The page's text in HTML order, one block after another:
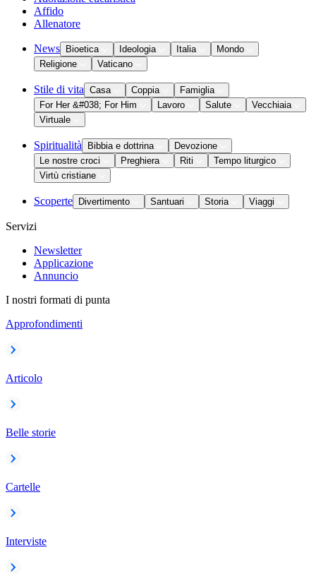
Affido
Allenatore
News Bioetica Ideologia Italia
Mondo
Religione
Vaticano
Stile di vita Casa Coppia
Famiglia
For Her &#038; For Him
Lavoro Salute
Vecchiaia
Virtuale
Spiritualità Bibbia e dottrina
Devozione
Le nostre croci
Preghiera Riti
Tempo liturgico
Virtù cristiane
Scoperte Divertimento Santuari Storia Viaggi
Servizi
Newsletter
Applicazione
Annuncio
I nostri formati di punta
Approfondimenti
Articolo
Belle storie
Cartelle
Interviste